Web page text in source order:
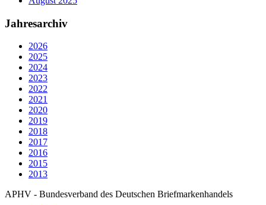
Jahresarchiv
2026
2025
2024
2023
2022
2021
2020
2019
2018
2017
2016
2015
2013
APHV - Bundesverband des Deutschen Briefmarkenhandels